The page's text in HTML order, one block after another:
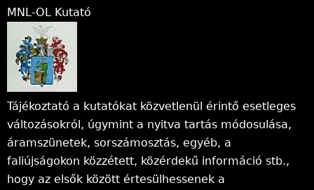
MNL-OL Kutató
Tájékoztató a kutatókat közvetlenül érintő esetleges
változásokról, úgymint a nyitva tartás módosulása,
áramszünetek, sorszámosztás, egyéb, a
faliújságokon közzétett, közérdekű információ stb.,
hogy az elsők között értesülhessenek a